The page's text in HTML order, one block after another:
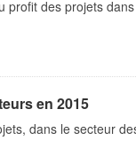
profit des projets
en 2015
dans le secteur